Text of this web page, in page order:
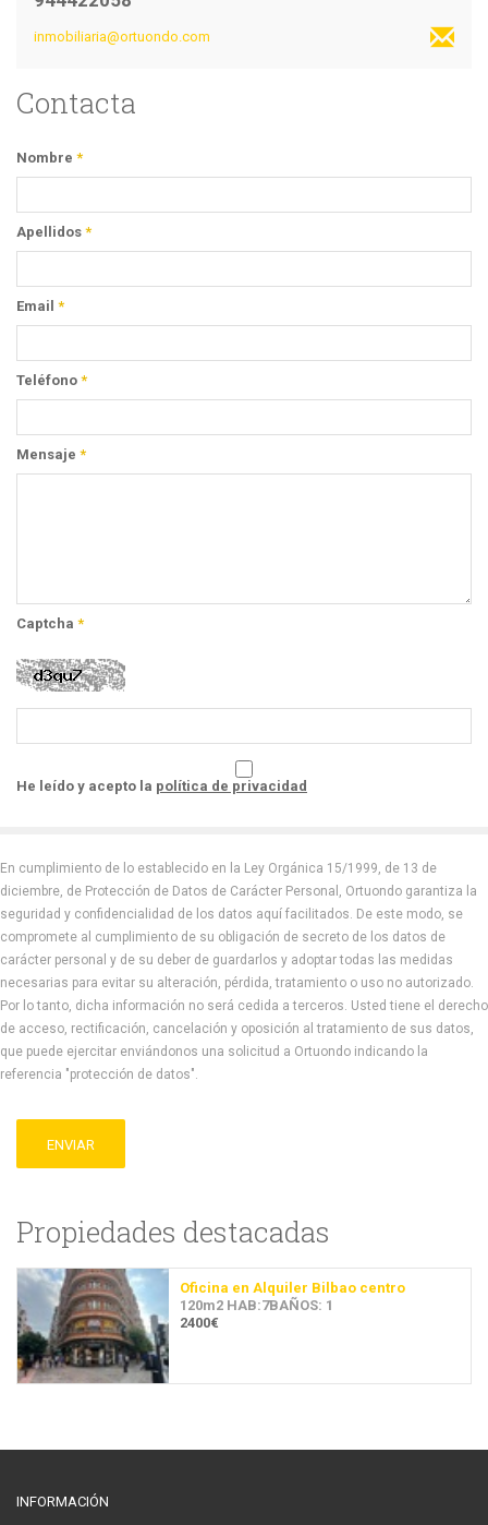
inmobiliaria@ortuondo.com
Contacta
Nombre *
Apellidos *
Email *
Teléfono *
Mensaje *
Captcha *
He leído y acepto la política de privacidad
En cumplimiento de lo establecido en la Ley Orgánica 15/1999, de 13 de
diciembre, de Protección de Datos de Carácter Personal, Ortuondo garantiza la
seguridad y confidencialidad de los datos aquí facilitados. De este modo, se
compromete al cumplimiento de su obligación de secreto de los datos de
carácter personal y de su deber de guardarlos y adoptar todas las medidas
necesarias para evitar su alteración, pérdida, tratamiento o uso no autorizado.
Por lo tanto, dicha información no será cedida a terceros. Usted tiene el derecho
de acceso, rectificación, cancelación y oposición al tratamiento de sus datos,
que puede ejercitar enviándonos una solicitud a Ortuondo indicando la
referencia "protección de datos".
ENVIAR
Propiedades destacadas
Oficina en Alquiler Bilbao centro
120m2 HAB:7BAÑOS: 1
2400€
INFORMACIÓN